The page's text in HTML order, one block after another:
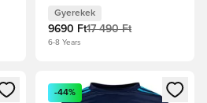
Gyerek
Gyerekek
9690 Ft17 490 Ft
6-8 Years
vagy a tagként
Megnyit egy modált a
-44%